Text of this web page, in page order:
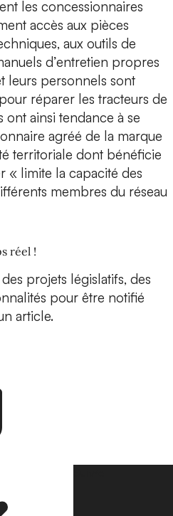
les concessionnaires
accès aux pièces
aux outils de
d’entretien propres
leurs personnels sont
réparer les tracteurs de
ont ainsi tendance à se
agréé de la marque
territoriale dont bénéficie
« limite la capacité des
membres du réseau
réel !
projets législatifs, des
pour être notifié
article.